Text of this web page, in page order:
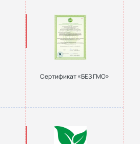
Сертификат «БЕЗ ГМО»